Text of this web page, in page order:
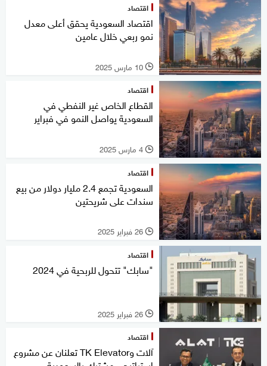
اقتصاد
اقتصاد السعودية يحقق أعلى معدل
نمو ربعي خلال عامين
l 10 مارس 2025
اقتصاد
القطاع الخاص غير النفطي في
السعودية يواصل النمو في فبراير
l 4 مارس 2025
اقتصاد
السعودية تجمع 2.4 مليار دولار من بيع
سندات على شريحتين
l 26 فبراير 2025
اقتصاد
"سابك" تتحول للربحية في 2024
l 26 فبراير 2025
اقتصاد
آلات وTK Elevator تعلنان عن مشروع